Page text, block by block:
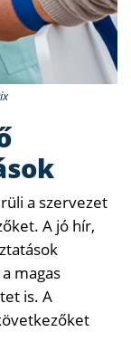
a szervezet
A jó hír,
magas
is. A